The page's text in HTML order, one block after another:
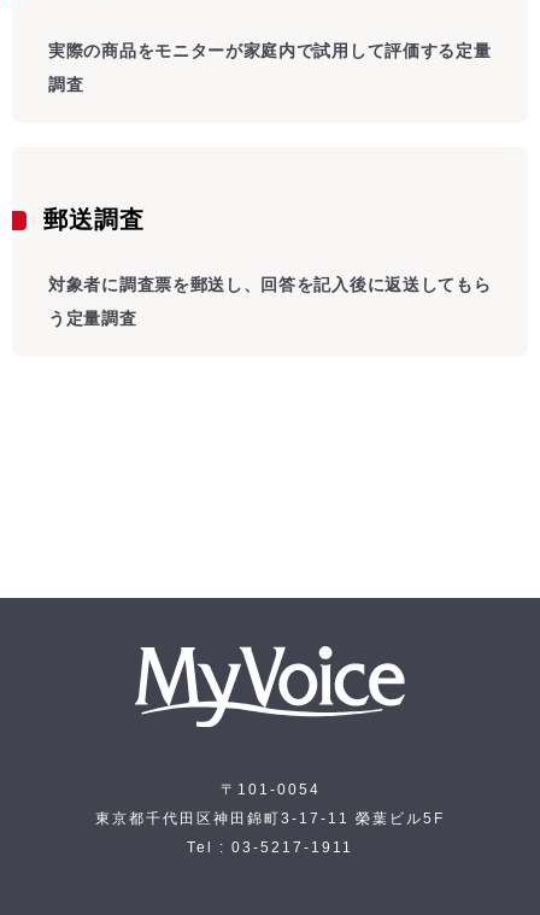
実際の商品をモニターが家庭内で試用して評価する定量
調査
郵送調査
対象者に調査票を郵送し、回答を記入後に返送してもら
う定量調査
〒101-0054
東京都千代田区神田錦町3-17-11 榮葉ビル5F
Tel : 03-5217-1911